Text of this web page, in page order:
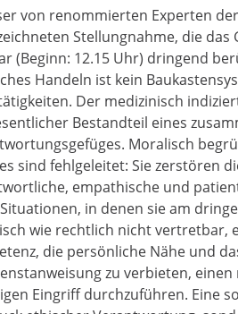
von renommierten Experten
Stellungnahme, die
(Beginn: 12.15 Uhr) dringend
Handeln ist kein
Der medizinisch
Bestandteil eines
Moralisch
sind fehlgeleitet: Sie zerstören
empathische und
in denen sie am
wie rechtlich nicht vertretbar,
die persönliche Nähe und
zu verbieten, einen
Eingriff durchzuführen. Eine